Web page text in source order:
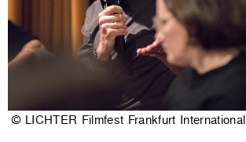
© LICHTER Filmfest Frankfurt International